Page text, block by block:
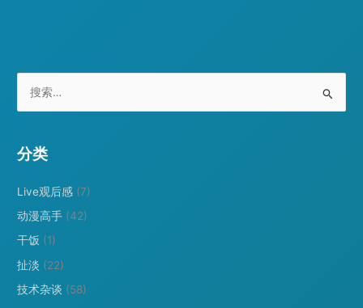
分类
Live观后感 (7)
动漫高手 (42)
干饭 (1)
扯淡 (22)
技术杂谈 (58)